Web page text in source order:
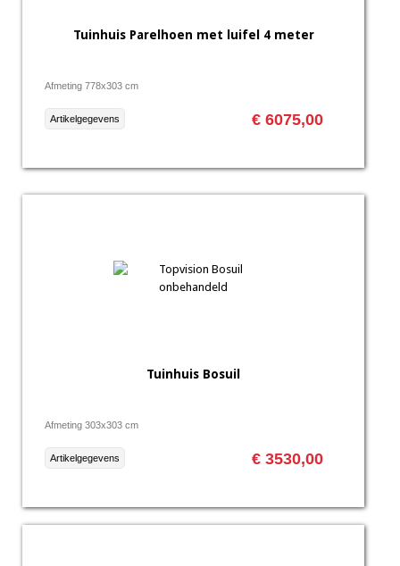
Tuinhuis Parelhoen met luifel 4 meter
Afmeting 778x303 cm
€ 6075,00
Artikelgegevens
Tuinhuis Bosuil
Afmeting 303x303 cm
€ 3530,00
Artikelgegevens